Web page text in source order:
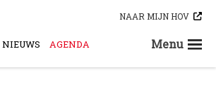
NAAR MIJN HOV
NIEUWS AGENDA
Menu